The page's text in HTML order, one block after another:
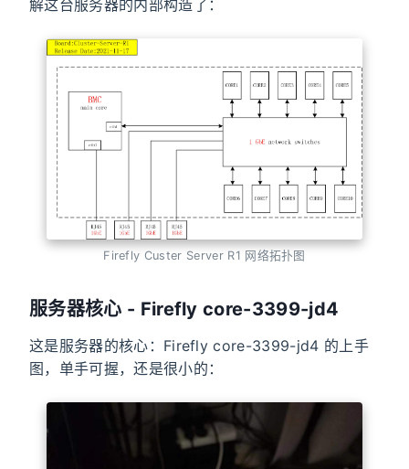
解这台服务器的内部构造了：
Firefly Custer Server R1 网络拓扑图
服务器核心 - Firefly core-3399-jd4
这是服务器的核心：Firefly core-3399-jd4 的上手
图，单手可握，还是很小的：